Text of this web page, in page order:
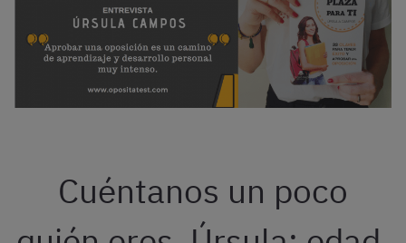
Cuéntanos un poco